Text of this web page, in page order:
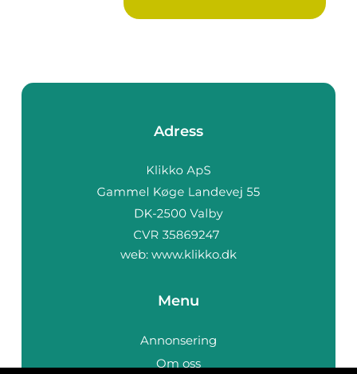
Adress
web: www.klikko.dk
Menu
Annonsering
Om oss